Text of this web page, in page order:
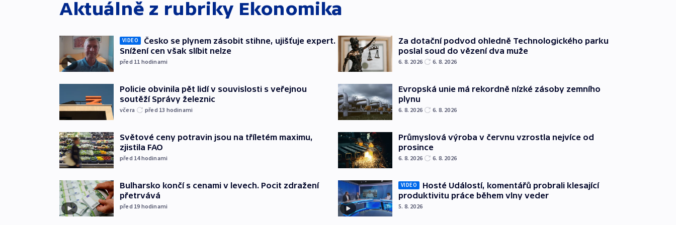
Aktuálně z rubriky Ekonomika
VIDEO
Česko se plynem zásobit stihne, ujišťuje expert.
Snížení cen však slíbit nelze
před 11 hodinami
Policie obvinila pět lidí v souvislosti s veřejnou
soutěží Správy železnic
včera před 13 hodinami
Světové ceny potravin jsou na tříletém maximu,
zjistila FAO
před 14hodinami
Bulharsko končí s cenami v levech. Pocit zdražení
přetrvává
před 19 hodinami
Za dotační podvod ohledně Technologického parku
poslal soud do vězení dva muže
6. 8. 2026 6. 8. 2026
Evropská unie má rekordně nízké zásoby zemního
plynu
6. 8. 2026 6. 8. 2026
Průmyslová výroba v červnu vzrostla nejvíce od
prosince
6. 8. 2026 6. 8. 2026
VIDEO
Hosté Událostí, komentářů probrali klesající
produktivitu práce během vlny veder
5. 8. 2026